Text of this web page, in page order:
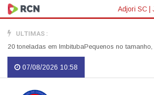
Adjori SC |
ULTIMAS :
em ImbitubaPequenos no tamanho,
07/08/2026 10:58